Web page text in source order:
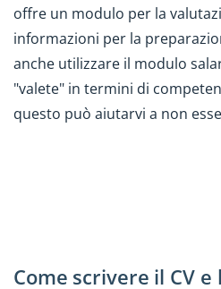
offre un modulo per la
informazioni per la
anche utilizzare il modulo
"valete" in termini di
questo può aiutarvi a non
Come scrivere il CV